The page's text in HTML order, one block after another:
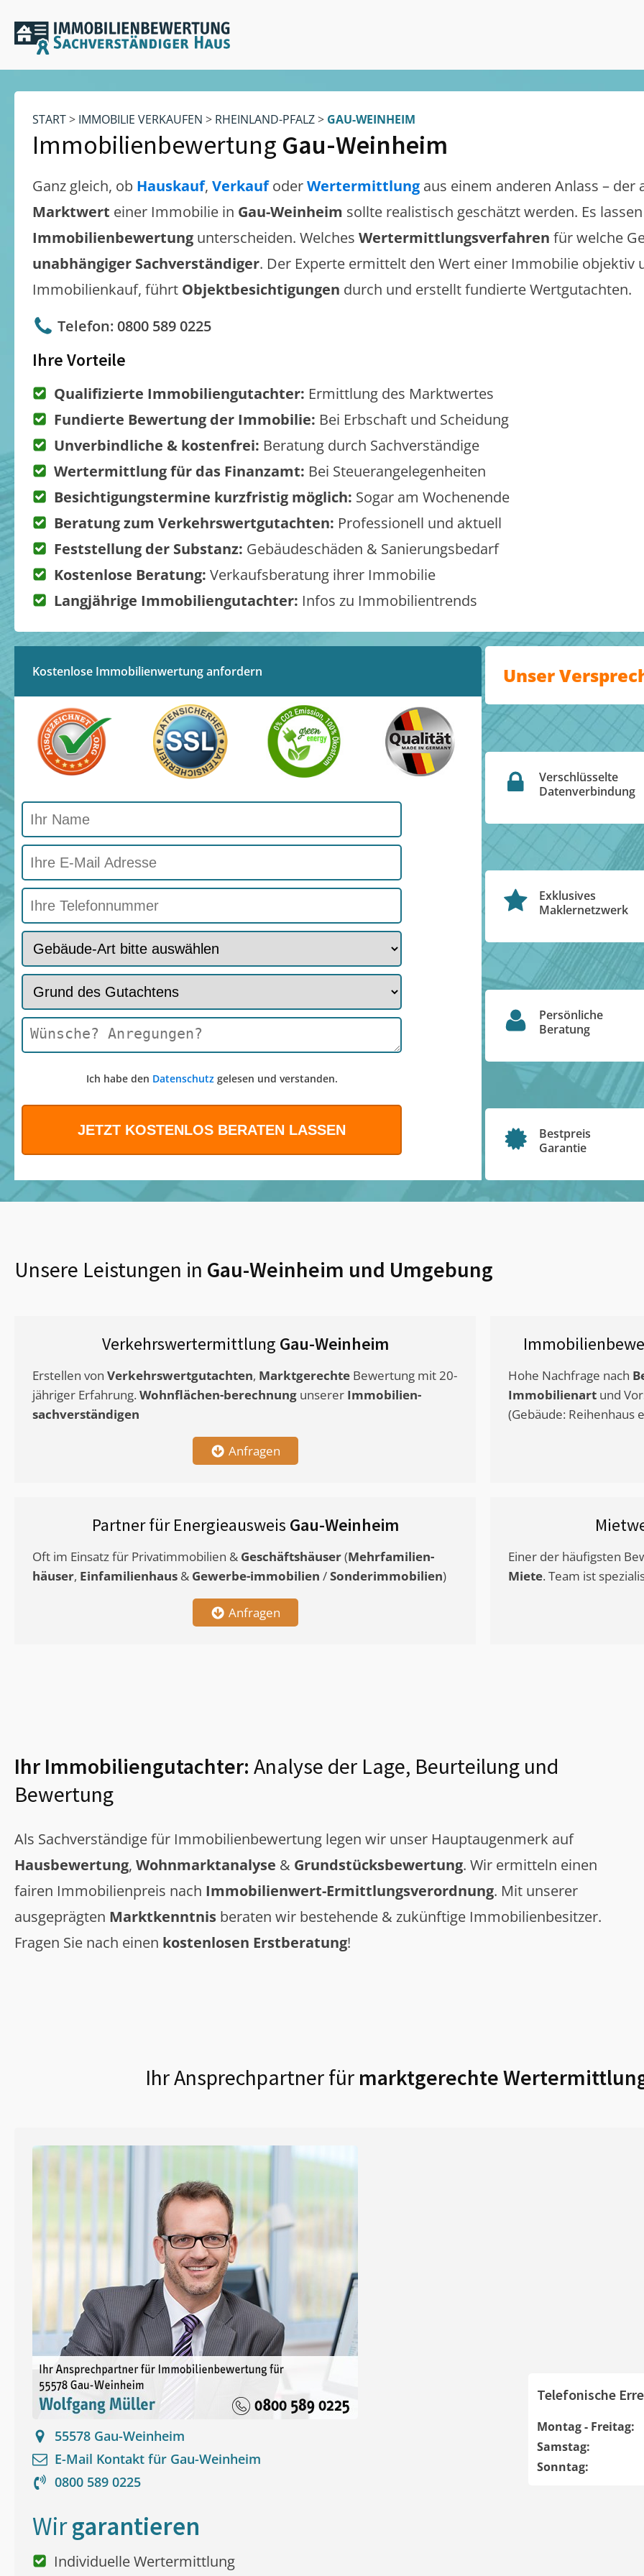
START> IMMOBILIE VERKAUFEN > RHEINLAND-PFALZ> GAU-WEINHEIM
Immobilienbewertung Gau-Weinheim
Ganz gleich, ob Hauskauf, VerkaufoderWertermittlung aus einem anderen Anlass – der
Marktwert einer Immobilie in Gau-Weinheim sollte realistisch geschätzt werden. Es
Immobilienbewertung unterscheiden. Welches Wertermittlungsverfahren für welche
unabhängiger Sachverständiger. Der Experte ermittelt den Wert einer Immobilie objektiv
Immobilienkauf, führt Objektbesichtigungen durch und erstellt fundierte Wertgutachten.
Telefon: 0800 589 0225
Ihre Vorteile
Qualifizierte Immobiliengutachter: Ermittlung des Marktwertes
Fundierte Bewertung der Immobilie: Bei Erbschaft und Scheidung
Unverbindliche & kostenfrei: Beratung durch Sachverständige
Wertermittlung für das Finanzamt: Bei Steuerangelegenheiten
Besichtigungstermine kurzfristig möglich: Sogar am Wochenende
Beratung zum Verkehrswertgutachten: Professionell und aktuell
Feststellung der Substanz: Gebäudeschäden & Sanierungsbedarf
Kostenlose Beratung: Verkaufsberatung ihrer Immobilie
Langjährige Immobiliengutachter: Infos zu Immobilientrends
Kostenlose Immobilienwertung anfordern
Ich habe den Datenschutzgelesen und verstanden.
Unser
Verschlüsselte
Datenverbindung
Exklusives
Maklernetzwerk
Persönliche
Beratung
Bestpreis
Garantie
Unsere Leistungen in Gau-Weinheim und Umgebung
Verkehrswertermittlung Gau-Weinheim
Erstellen von Verkehrswertgutachten, Marktgerechte Bewertung mit 20-
jähriger Erfahrung. Wohnflächen-berechnung unserer Immobilien-
sachverständigen
Anfragen
Hohe Nachfrage nach
Immobilienart und
(Gebäude: Reihenhaus
Partner für Energieausweis Gau-Weinheim
Oft im Einsatz für Privatimmobilien & Geschäftshäuser(Mehrfamilien-
häuser, Einfamilienhaus & Gewerbe-immobilien /Sonderimmobilien)
Anfragen
Einer der häufigsten
Miete. Team ist
Ihr Immobiliengutachter: Analyse der Lage, Beurteilung und
Bewertung
Als Sachverständige für Immobilienbewertung legen wir unser Hauptaugenmerk auf
Hausbewertung, Wohnmarktanalyse & Grundstücksbewertung. Wir ermitteln einen
fairen Immobilienpreis nach Immobilienwert-Ermittlungsverordnung. Mit unserer
ausgeprägten Marktkenntnis beraten wir bestehende & zukünftige Immobilienbesitzer.
Fragen Sie nach einen kostenlosen Erstberatung!
Ihr Ansprechpartner fürmarktgerechte
55578 Gau-Weinheim
E-Mail Kontakt für Gau-Weinheim
0800 589 0225
Telefonische
Montag - Freitag:
Samstag:
Sonntag:
Wirgarantieren
Individuelle Wertermittlung